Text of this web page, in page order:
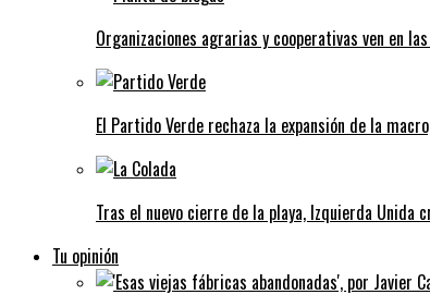
Organizaciones agrarias y cooperativas ven en
El Partido Verde rechaza la expansión de la
Tras el nuevo cierre de la playa, Izquierda Unida
Tu opinión